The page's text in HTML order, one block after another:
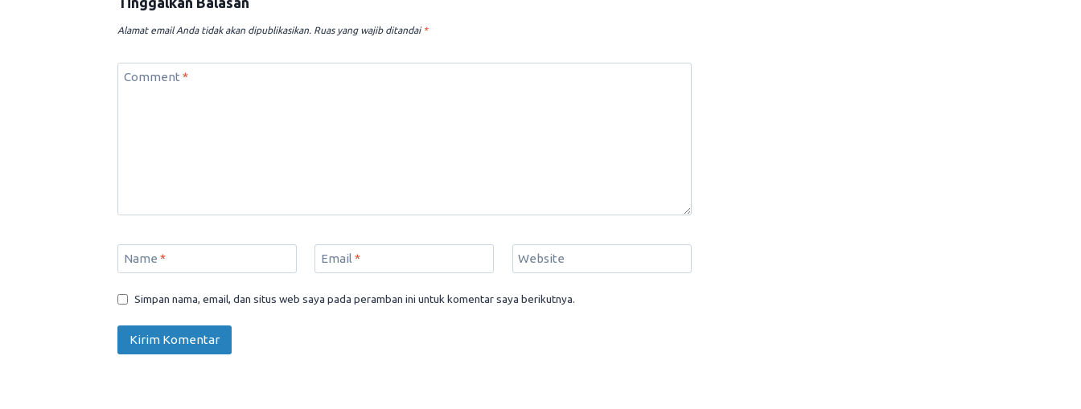
Alamat email Anda tidak akan dipublikasikan. Ruas yang wajib ditandai *
Comment *
Name * Email * Website
Simpan nama, email, dan situs web saya pada peramban ini untuk komentar saya berikutnya.